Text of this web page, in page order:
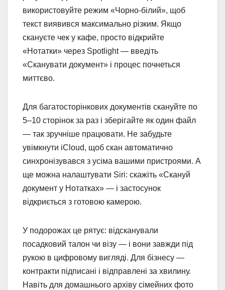
використовуйте режим «Чорно-білий», щоб
текст виявився максимально різким. Якщо
скануєте чек у кафе, просто відкрийте
«Нотатки» через Spotlight — введіть
«Сканувати документ» і процес почнеться
миттєво.
Для багатосторінкових документів скануйте по
5–10 сторінок за раз і зберігайте як один файл
— так зручніше працювати. Не забудьте
увімкнути iCloud, щоб скан автоматично
синхронізувався з усіма вашими пристроями. А
ще можна налаштувати Siri: скажіть «Скануй
документ у Нотатках» — і застосунок
відкриється з готовою камерою.
У подорожах це рятує: відсканували
посадковий талон чи візу — і вони завжди під
рукою в цифровому вигляді. Для бізнесу —
контракти підписані і відправлені за хвилину.
Навіть для домашнього архіву сімейних фото